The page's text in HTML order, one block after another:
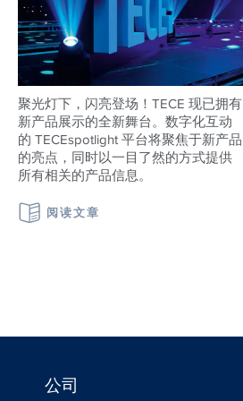
聚光灯下，闪亮登场！TECE 现已拥有
新产品展示的全新舞台。数字化互动
的 TECEspotlight 平台将聚焦于新产品
的亮点，同时以一目了然的方式提供
所有相关的产品信息。
阅读文章
公司